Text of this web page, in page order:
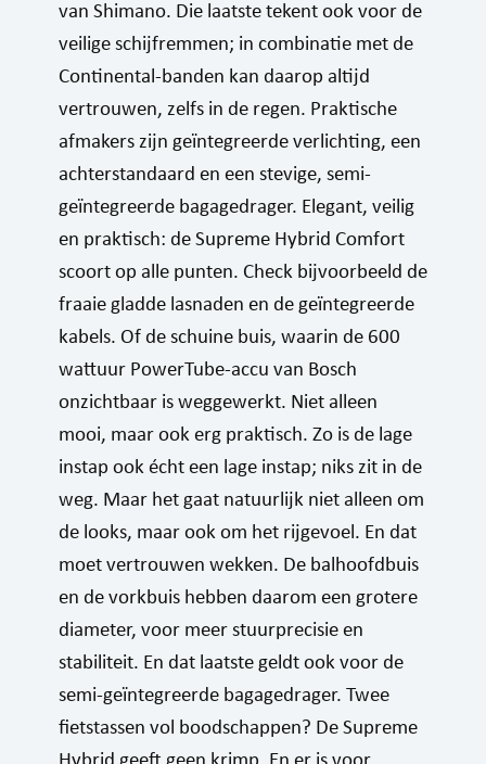
van Shimano. Die laatste tekent ook voor de
veilige schijfremmen; in combinatie met de
Continental-banden kan daarop altijd
vertrouwen, zelfs in de regen. Praktische
afmakers zijn geïntegreerde verlichting, een
achterstandaard en een stevige, semi-
geïntegreerde bagagedrager. Elegant, veilig
en praktisch: de Supreme Hybrid Comfort
scoort op alle punten. Check bijvoorbeeld de
fraaie gladde lasnaden en de geïntegreerde
kabels. Of de schuine buis, waarin de 600
wattuur PowerTube-accu van Bosch
onzichtbaar is weggewerkt. Niet alleen
mooi, maar ook erg praktisch. Zo is de lage
instap ook écht een lage instap; niks zit in de
weg. Maar het gaat natuurlijk niet alleen om
de looks, maar ook om het rijgevoel. En dat
moet vertrouwen wekken. De balhoofdbuis
en de vorkbuis hebben daarom een grotere
diameter, voor meer stuurprecisie en
stabiliteit. En dat laatste geldt ook voor de
semi-geïntegreerde bagagedrager. Twee
fietstassen vol boodschappen? De Supreme
Hybrid geeft geen krimp. En er is voor